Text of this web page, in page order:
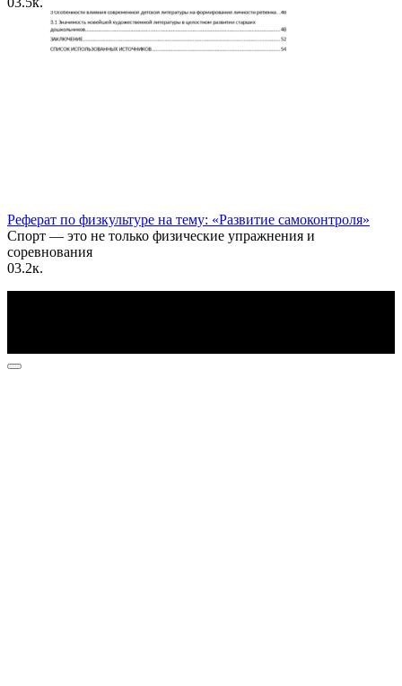
Реферат по физкультуре на тему: «Развитие самоконтроля»
Спорт — это не только физические упражнения и
соревнования
03.2к.